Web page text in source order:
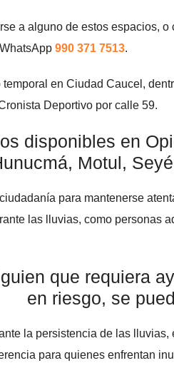
a alguno de estos espacios,
990 371 7513.
en Ciudad Caucel,
Deportivo por calle 59.
disponibles en
Motul,
para mantenerse
las lluvias, como personas
que requiera
en riesgo, se
la persistencia de las
para quienes enfrentan